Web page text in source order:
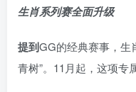
生肖系列赛全面升级
提到GG的经典赛事，生
青树”。11月起，这项专